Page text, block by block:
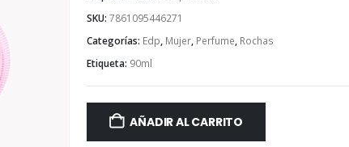
SKU: 7861095446271
Categorías: Edp, Mujer, Perfume, Rochas
Etiqueta: 90ml
AÑADIR AL CARRITO